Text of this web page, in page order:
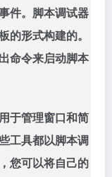
件。脚本调试器
的形式构建的。
命令来启动脚本
于管理窗口和简
工具都以脚本调
您可以将自己的